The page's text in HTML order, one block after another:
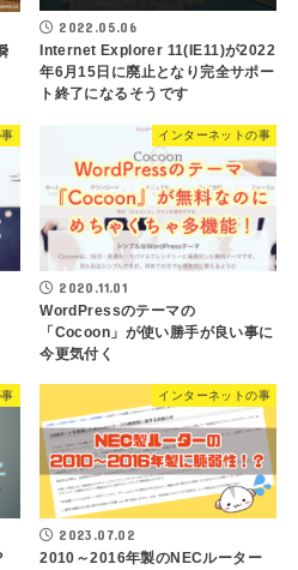
2022.05.06
Internet Explorer 11(IE11)が2022
年6月15日に廃止となり完全サポー
ト終了になるそうです
インターネットの事
2020.11.01
WordPressのテーマの
「Cocoon」が使い勝手が良い事に
今更気付く
インターネットの事
2023.07.02
2010～2016年製のNECルーター